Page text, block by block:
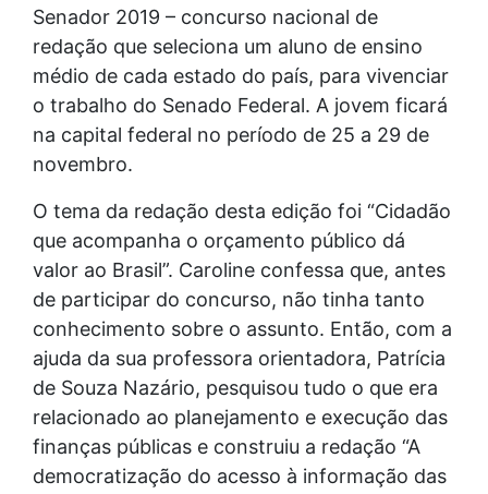
Senador 2019 – concurso nacional de
redação que seleciona um aluno de ensino
médio de cada estado do país, para vivenciar
o trabalho do Senado Federal. A jovem ficará
na capital federal no período de 25 a 29 de
novembro.
O tema da redação desta edição foi “Cidadão
que acompanha o orçamento público dá
valor ao Brasil”. Caroline confessa que, antes
de participar do concurso, não tinha tanto
conhecimento sobre o assunto. Então, com a
ajuda da sua professora orientadora, Patrícia
de Souza Nazário, pesquisou tudo o que era
relacionado ao planejamento e execução das
finanças públicas e construiu a redação “A
democratização do acesso à informação das